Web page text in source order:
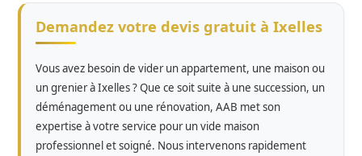
Demandez votre devis gratuit à Ixelles
Vous avez besoin de vider un appartement, une maison ou
un grenier à Ixelles ? Que ce soit suite à une succession, un
déménagement ou une rénovation, AAB met son
expertise à votre service pour un vide maison
professionnel et soigné. Nous intervenons rapidement